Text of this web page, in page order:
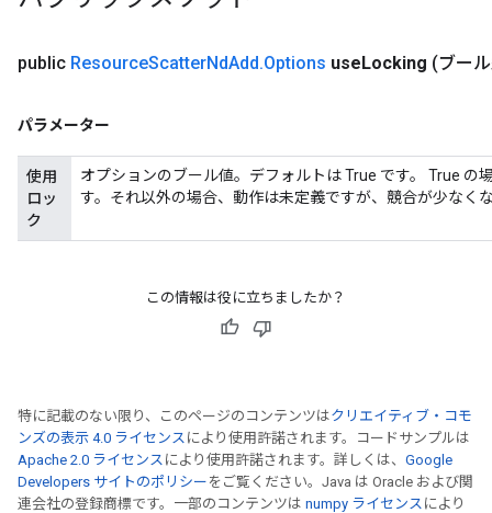
public ResourceScatterNdAdd.Options useLocking (ブー
パラメーター
使用
ロッ
ク
オプションのブール値。デフォルトは True です。 True の
す。それ以外の場合、動作は未定義ですが、競合が少なく
この情報は役に立ちましたか？
特に記載のない限り、このページのコンテンツはクリエイティブ・コモ
ンズの表示 4.0 ライセンス により使用許諾されます。コードサンプルは
Apache 2.0 ライセンス により使用許諾されます。詳しくは、 Google
Developers サイトのポリシー をご覧ください。Java は Oracle および関
連会社の登録商標です。一部のコンテンツは numpy ライセンス により